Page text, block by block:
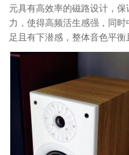
元具有高效率的磁路设计，
力，使得高频活生感强，同
足且有下潜感，整体音色平衡